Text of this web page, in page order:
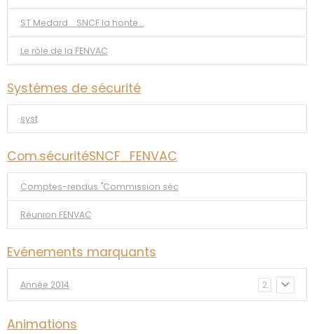
ST Medard _SNCF la honte...
Le rôle de la FENVAC
Systémes de sécurité
syst
Com.sécuritéSNCF_FENVAC
Comptes-rendus "Commission séc
Réunion FENVAC
Evénements marquants
Année 2014 2
Animations